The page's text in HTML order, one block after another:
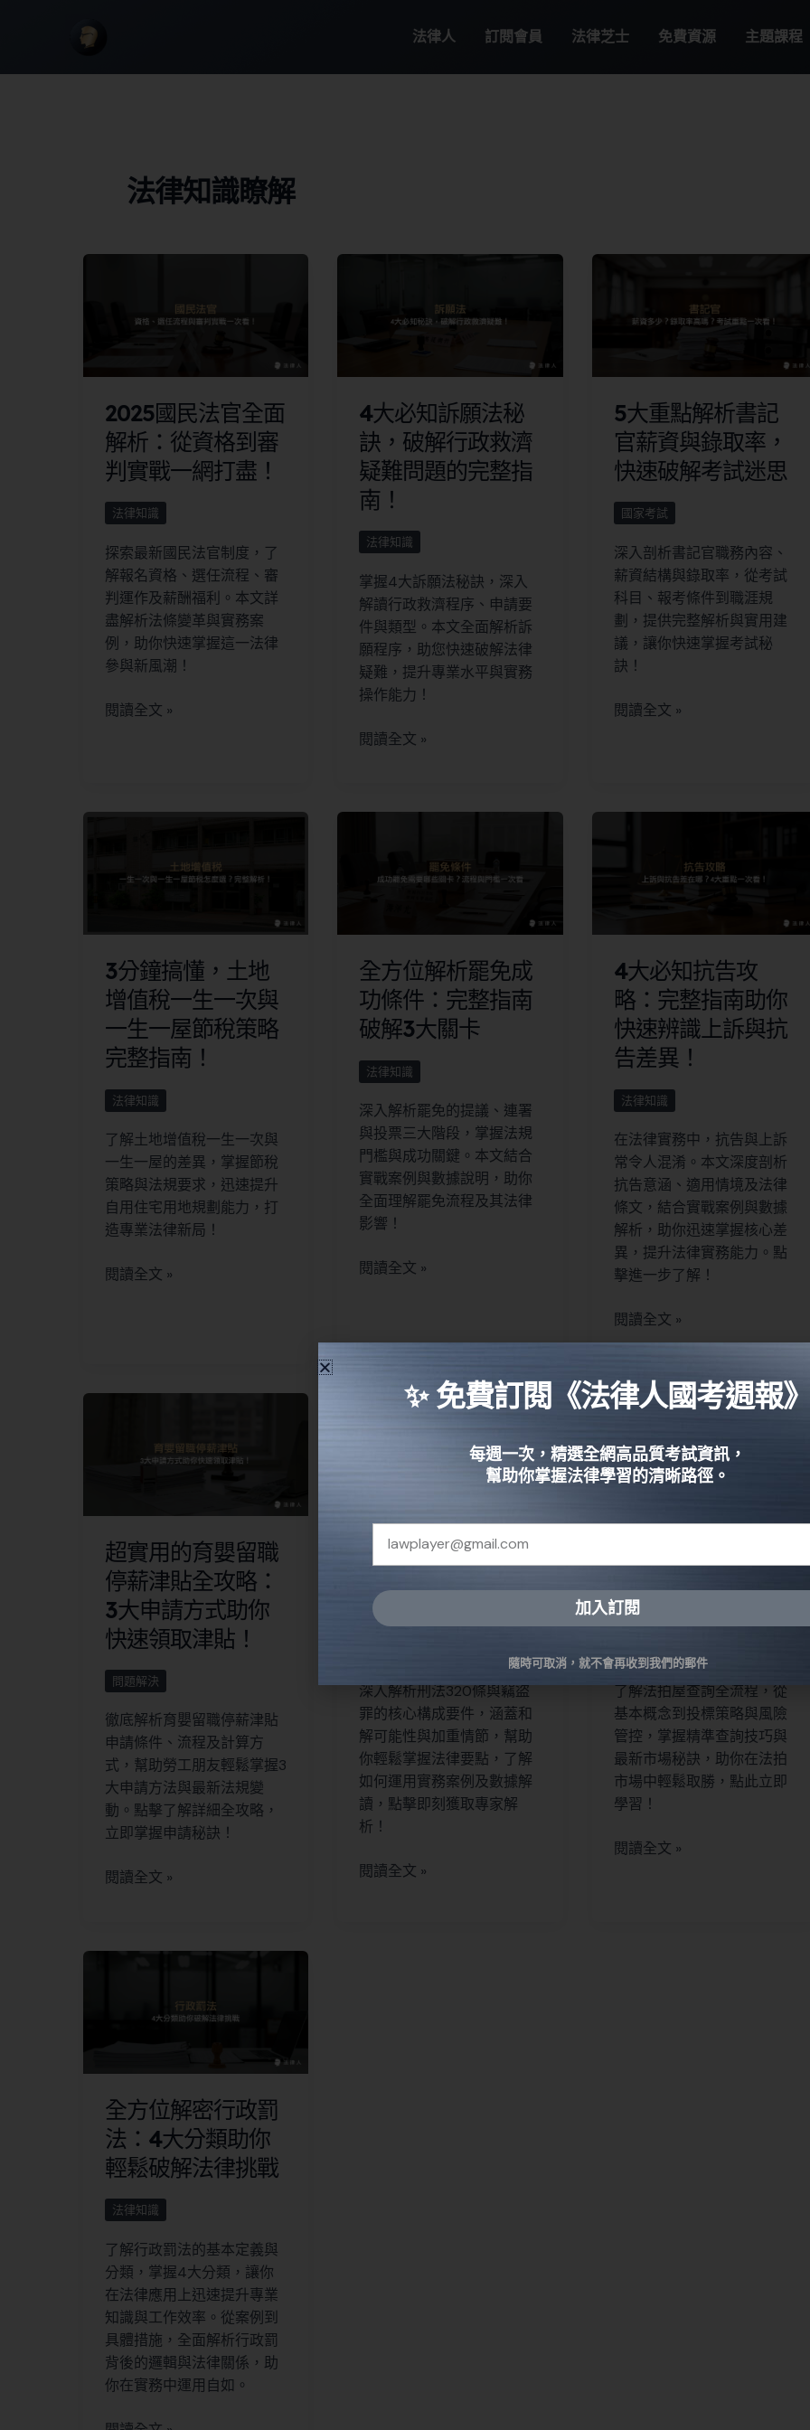
法律人 訂閱會員 法律芝士 免費資源 主題課程
法律知識瞭解
2025國民法官全面
解析：從資格到審
判實戰一網打盡！
法律知識
探索最新國民法官制度，了
解報名資格、選任流程、審
判運作及薪酬福利。本文詳
盡解析法條變革與實務案
例，助你快速掌握這一法律
參與新風潮！
閱讀全文 »
4大必知訴願法秘
訣，破解行政救濟
疑難問題的完整指
南！
法律知識
掌握4大訴願法秘訣，深入
解讀行政救濟程序、申請要
件與類型。本文全面解析訴
願程序，助您快速破解法律
疑難，提升專業水平與實務
操作能力！
閱讀全文 »
5大重點解析書記
官薪資與錄取率，
快速破解考試迷思
國家考試
深入剖析書記官職務內容、
薪資結構與錄取率，從考試
科目、報考條件到職涯規
劃，提供完整解析與實用建
議，讓你快速掌握考試秘
訣！
閱讀全文 »
3分鐘搞懂，土地
增值稅一生一次與
一生一屋節稅策略
完整指南！
法律知識
了解土地增值稅一生一次與
一生一屋的差異，掌握節稅
策略與法規要求，迅速提升
自用住宅用地規劃能力，打
造專業法律新局！
閱讀全文 »
全方位解析罷免成
功條件：完整指南
破解3大關卡
法律知識
深入解析罷免的提議、連署
與投票三大階段，掌握法規
門檻與成功關鍵。本文結合
實戰案例與數據說明，助你
全面理解罷免流程及其法律
影響！
閱讀全文 »
4大必知抗告攻
略：完整指南助你
快速辨識上訴與抗
告差異！
法律知識
在法律實務中，抗告與上訴
常令人混淆。本文深度剖析
抗告意涵、適用情境及法律
條文，結合實戰案例與數據
解析，助你迅速掌握核心差
異，提升法律實務能力。點
擊進一步了解！
閱讀全文 »
超實用的育嬰留職
停薪津貼全攻略：
3大申請方式助你
快速領取津貼！
問題解決
徹底解析育嬰留職停薪津貼
申請條件、流程及計算方
式，幫助勞工朋友輕鬆掌握3
大申請方法與最新法規變
動。點擊了解詳細全攻略，
立即掌握申請秘訣！
閱讀全文 »
刑法320條全面解
慮的3大關鍵問題
深入解析刑法320條與竊盜
罪的核心構成要件，涵蓋和
解可能性與加重情節，幫助
你輕鬆掌握法律要點，了解
如何運用實務案例及數據解
讀，點擊即刻獲取專家解
析！
閱讀全文 »
解購屋迷思！
了解法拍屋查詢全流程，從
基本概念到投標策略與風險
管控，掌握精準查詢技巧與
最新市場秘訣，助你在法拍
市場中輕鬆取勝，點此立即
學習！
閱讀全文 »
全方位解密行政罰
法：4大分類助你
輕鬆破解法律挑戰
法律知識
了解行政罰法的基本定義與
分類，掌握4大分類，讓你
在法律應用上迅速提升專業
知識與工作效率。從案例到
具體措施，全面解析行政罰
背後的邏輯與法律關係，助
你在實務中運用自如。
✨ 免費訂閱《法律人國考週報
每週一次，精選全網高品質考試資訊，
幫助你掌握法律學習的清晰路徑。
加入訂閱
隨時可取消，就不會再收到我們的郵件